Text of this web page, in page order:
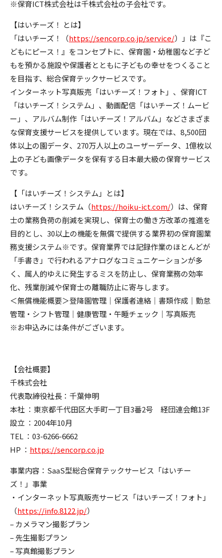
※保育ICT株式会社は千株式会社の子会社です。
【はいチーズ！ とは】
「はいチーズ！（https://sencorp.co.jp/service/）」は『こ
どもにピース！』をコンセプトに、保育園・幼稚園など子ど
もを預かる施設や保護者とともに子どもの幸せをつくること
を目指す、総合保育テックサービスです。
インターネット写真販売「はいチーズ！フォト」、保育ICT
「はいチーズ！システム」、動画配信「はいチーズ！ムービ
ー」、アルバム制作「はいチーズ！アルバム」などさまざま
な保育支援サービスを提供しています。現在では、8,500団
体以上の園データ、270万人以上のユーザーデータ、1億枚以
上の子ども画像データを保有する日本最大級の保育サービス
です。
【「はいチーズ！システム」とは】
はいチーズ！システム（https://hoiku-ict.com/）は、保育
士の業務負荷の削減を実現し、保育士の働き方改革の推進を
目的とし、30以上の機能を無償で提供する業界初の保育園業
務支援システム※です。保育業界では記録作業のほとんどが
「手書き」で行われるアナログなコミュニケーションが多
く、属人的ゆえに発生するミスを防止し、保育業務の効率
化、残業削減や保育士の離職防止に寄与します。
＜無償機能概要＞登降園管理｜保護者連絡｜書類作成｜勤怠
管理・シフト管理｜健康管理・午睡チェック｜写真販売
※お申込みには条件がございます。
【会社概要】
千株式会社
代表取締役社長：千葉伸明
本社 ：東京都千代田区大手町一丁目3番2号 経団連会館13F
設立 ：2004年10月
TEL ：03-6266-6662
HP ： https://sencorp.co.jp
事業内容：SaaS型総合保育テックサービス「はいチー
ズ！」事業
・インターネット写真販売サービス「はいチーズ！フォト」
（https://info.8122.jp/）
– カメラマン撮影プラン
– 先生撮影プラン
– 写真館撮影プラン